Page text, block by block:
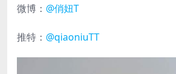
微博： @俏妞T
推特： @qiaoniuTT